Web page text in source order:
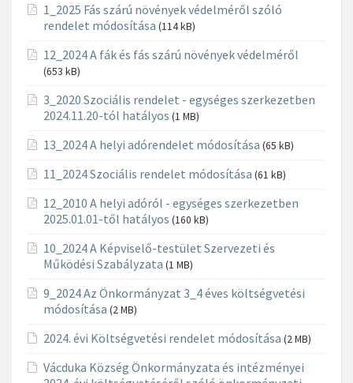
1_2025 Fás szárú növények védelméről szóló
rendelet módosítása (114 kB)
12_2024 A fák és fás szárú növények védelméről
(653 kB)
3_2020 Szociális rendelet - egységes szerkezetben
2024.11.20-tól hatályos (1 MB)
13_2024 A helyi adórendelet módosítása (65 kB)
11_2024 Szociális rendelet módosítása (61 kB)
12_2010 A helyi adóról - egységes szerkezetben
2025.01.01-től hatályos (160 kB)
10_2024 A Képviselő-testület Szervezeti és
Működési Szabályzata (1 MB)
9_2024 Az Önkormányzat 3_4 éves költségvetési
módosítása (2 MB)
2024. évi Költségvetési rendelet módosítása (2 MB)
Vácduka Község Önkormányzata és intézményei